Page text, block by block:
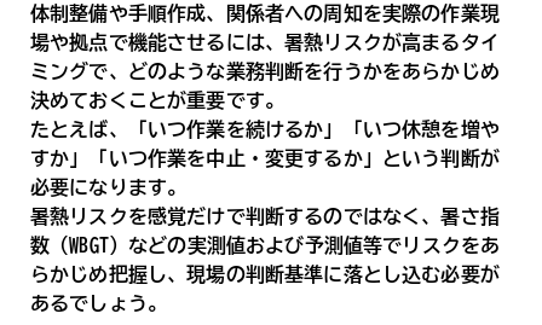
体制整備や手順作成、関係者への周知を実際の作業現
場や拠点で機能させるには、暑熱リスクが高まるタイ
ミングで、どのような業務判断を行うかをあらかじめ
決めておくことが重要です。
たとえば、「いつ作業を続けるか」「いつ休憩を増や
すか」「いつ作業を中止・変更するか」という判断が
必要になります。
暑熱リスクを感覚だけで判断するのではなく、暑さ指
数（WBGT）などの実測値および予測値等でリスクをあ
らかじめ把握し、現場の判断基準に落とし込む必要が
あるでしょう。